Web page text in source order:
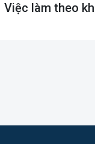
Cát Hải
Việc làm theo